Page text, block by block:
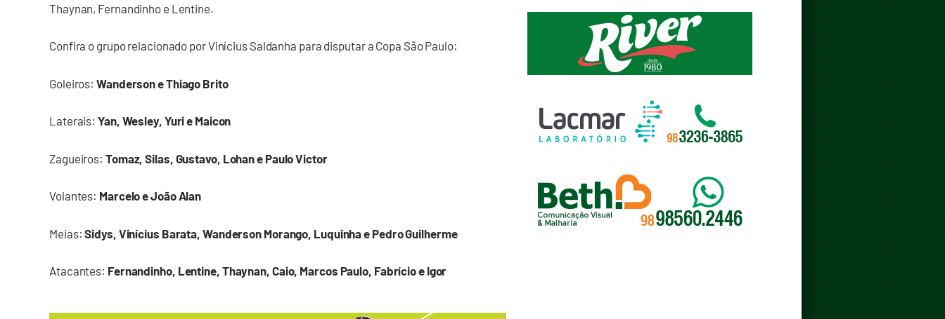
Thaynan, Fernandinho e Lentine.
Confira o grupo relacionado por Vinícius Saldanha para disputar a Copa São Paulo:
Goleiros: Wanderson e Thiago Brito
Laterais: Yan, Wesley, Yuri e Maicon
Zagueiros: Tomaz, Silas, Gustavo, Lohan e Paulo Victor
Volantes: Marcelo e João Alan
Meias:Sidys, Vinícius Barata, Wanderson Morango, Luquinha e Pedro Guilherme
Atacantes: Fernandinho, Lentine, Thaynan, Caio, Marcos Paulo, Fabrício e Igor